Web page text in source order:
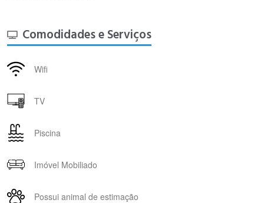
Comodidades e Serviços
Wifi
TV
Piscina
Imóvel Mobiliado
Possui animal de estimação